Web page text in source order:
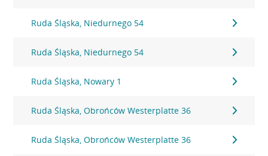
Ruda Śląska, Niedurnego 54
Ruda Śląska, Niedurnego 54
Ruda Śląska, Nowary 1
Ruda Śląska, Obrońców Westerplatte 36
Ruda Śląska, Obrońców Westerplatte 36